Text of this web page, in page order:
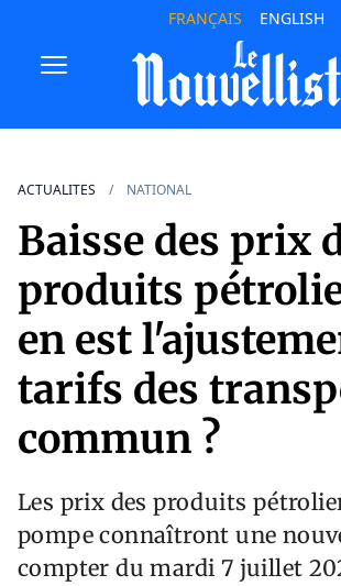
FRANÇAIS ENGLISH
ACTUALITES NATIONAL
Baisse des prix
produits
en est
tarifs des
commun ?
Les prix des produits
pompe connaîtront une
compter du mardi 7 juillet